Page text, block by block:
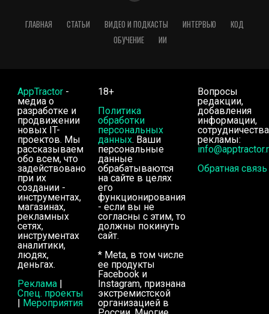
ГЛАВНАЯ СТАТЬИ ВИДЕО И ПОДКАСТЫ ИНТЕРВЬЮ
КОД
ОБУЧЕНИЕ
ИИ
AppTractor-
медиа о
разработке и
продвижении
новых IT-
проектов. Мы
рассказываем
обо всем, что
задействовано
при их
создании -
инструментах,
магазинах,
рекламных
сетях,
инструментах
аналитики,
людях,
деньгах.
Реклама|
Спец. проекты
| Мероприятия
18+
Политика
обработки
персональных
данных. Ваши
персональные
данные
обрабатываются
на сайте в целях
его
функционирования
- если вы не
согласны с этим, то
должны покинуть
сайт.
* Meta, в том числе
ее продукты
Facebook и
Instagram, признана
экстремистской
организацией в
Вопросы
редакции,
добавления
информации,
рекламы:
Обратная связь